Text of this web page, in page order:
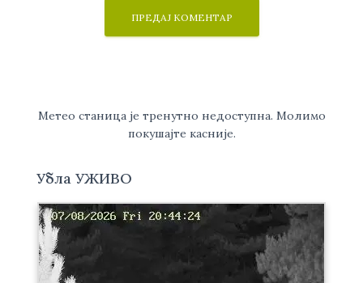
Метео станица је тренутно недоступна. Молимо
покушајте касније.
Убла УЖИВО